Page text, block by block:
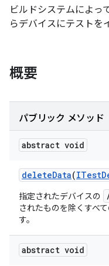
ビルドシステムによっ
らデバイスにテストを
概要
パブリック メソッド
abstract void
deleteData(ITest
指定されたデバイスの
されたものを除くすべ
す。
abstract void